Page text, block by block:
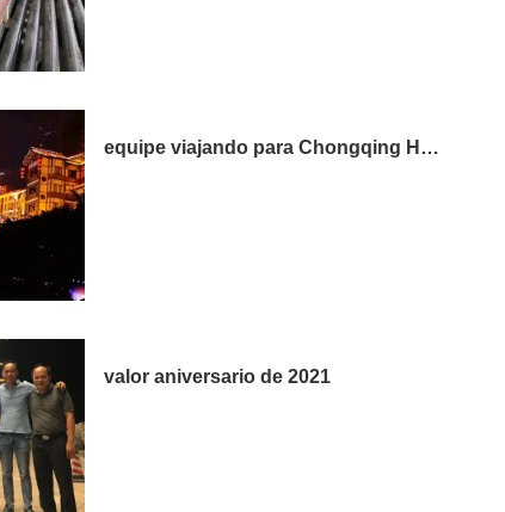
equipe viajando para Chongqing Hongyadong
valor aniversario de 2021